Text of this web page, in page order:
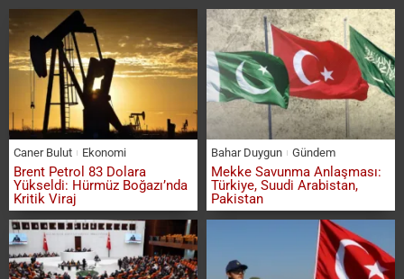
Caner Bulut Ekonomi
Brent Petrol 83 Dolara
Yükseldi: Hürmüz Boğazı’nda
Kritik Viraj
Bahar Duygun Gündem
Mekke Savunma Anlaşması:
Türkiye, Suudi Arabistan,
Pakistan